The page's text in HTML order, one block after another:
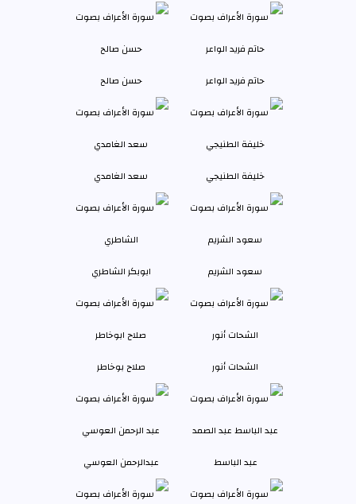
حاتم فريد الواعر حسن صالح
خليفة الطنيجي سعد الغامدي
سعود الشريم ابوبكر الشاطري
الشحات أنور صلاح بوخاطر
عبد الباسط عبدالرحمن العوسي